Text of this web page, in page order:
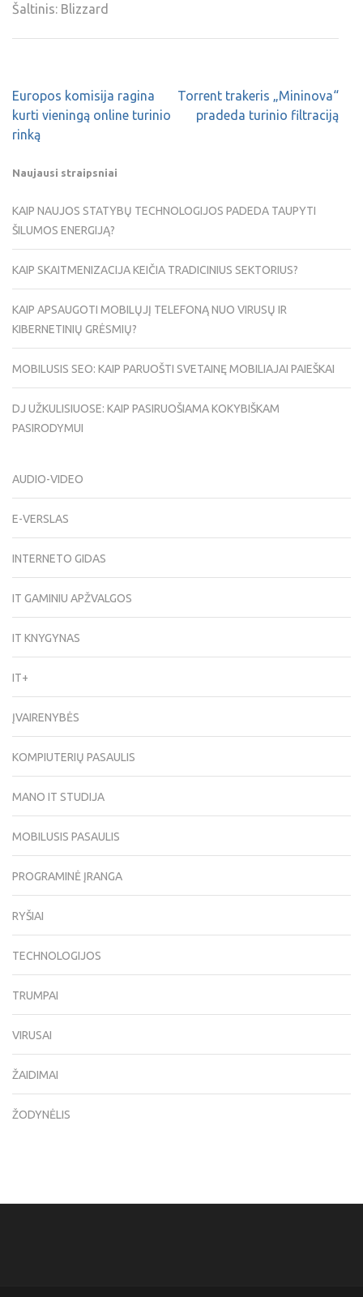
Šaltinis: Blizzard
Europos komisija ragina
kurti vieningą online turinio
rinką
Torrent trakeris „Mininova“
pradeda turinio filtraciją
Naujausi straipsniai
KAIP NAUJOS STATYBŲ TECHNOLOGIJOS PADEDA TAUPYTI
ŠILUMOS ENERGIJĄ?
KAIP SKAITMENIZACIJA KEIČIA TRADICINIUS SEKTORIUS?
KAIP APSAUGOTI MOBILŲJĮ TELEFONĄ NUO VIRUSŲ IR
KIBERNETINIŲ GRĖSMIŲ?
MOBILUSIS SEO: KAIP PARUOŠTI SVETAINĘ MOBILIAJAI PAIEŠKAI
DJ UŽKULISIUOSE: KAIP PASIRUOŠIAMA KOKYBIŠKAM
PASIRODYMUI
AUDIO-VIDEO
E-VERSLAS
INTERNETO GIDAS
IT GAMINIU APŽVALGOS
IT KNYGYNAS
IT+
ĮVAIRENYBĖS
KOMPIUTERIŲ PASAULIS
MANO IT STUDIJA
MOBILUSIS PASAULIS
PROGRAMINĖ ĮRANGA
RYŠIAI
TECHNOLOGIJOS
TRUMPAI
VIRUSAI
ŽAIDIMAI
ŽODYNĖLIS